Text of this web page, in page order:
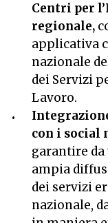
Centri per
regionale,
applicativa
nazionale
dei Servizi
Lavoro.
con i social
garantire
ampia
dei servizi
nazionale,